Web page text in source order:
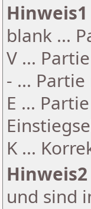
Hinweis1
blank ...
V ...
- ...
E ...
K ...
Hinweis2
und sind